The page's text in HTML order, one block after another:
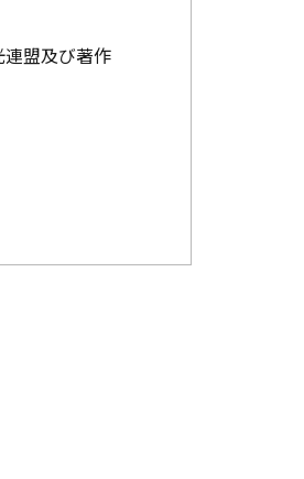
盟及び著作